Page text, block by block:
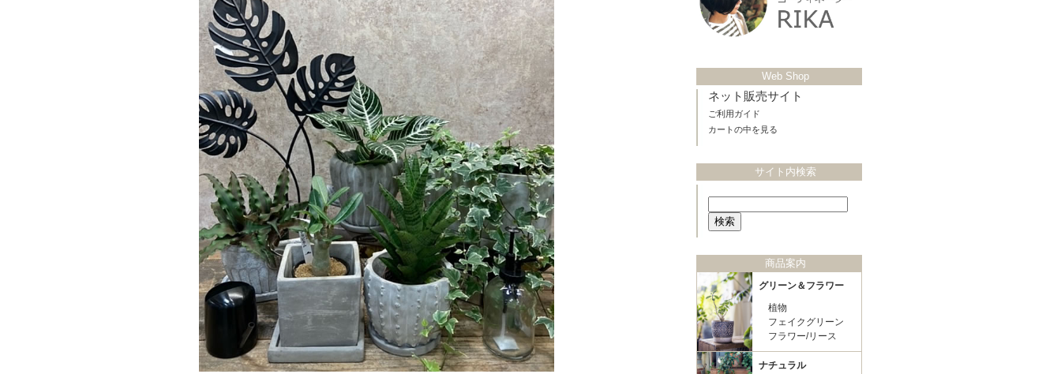
Web Shop
ネット販売サイト
ご利用ガイド
カートの中を見る
サイト内検索
商品案内
グリーン＆フラワー
植物
フェイクグリーン
フラワー/リース
ナチュラル